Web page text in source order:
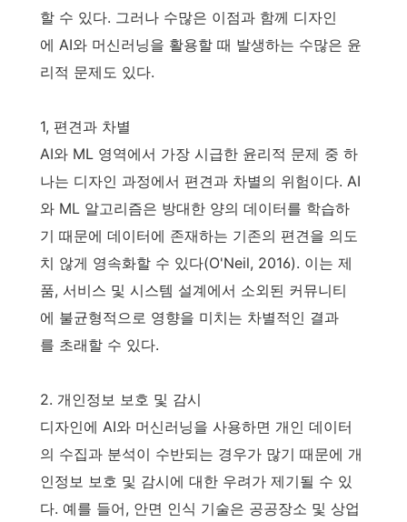
할 수 있다. 그러나 수많은 이점과 함께 디자인
에 AI와 머신러닝을 활용할 때 발생하는 수많은 윤
리적 문제도 있다.
1, 편견과 차별
AI와 ML 영역에서 가장 시급한 윤리적 문제 중 하
나는 디자인 과정에서 편견과 차별의 위험이다. AI
와 ML 알고리즘은 방대한 양의 데이터를 학습하
기 때문에 데이터에 존재하는 기존의 편견을 의도
치 않게 영속화할 수 있다(O'Neil, 2016). 이는 제
품, 서비스 및 시스템 설계에서 소외된 커뮤니티
에 불균형적으로 영향을 미치는 차별적인 결과
를 초래할 수 있다.
2. 개인정보 보호 및 감시
디자인에 AI와 머신러닝을 사용하면 개인 데이터
의 수집과 분석이 수반되는 경우가 많기 때문에 개
인정보 보호 및 감시에 대한 우려가 제기될 수 있
다. 예를 들어, 안면 인식 기술은 공공장소 및 상업